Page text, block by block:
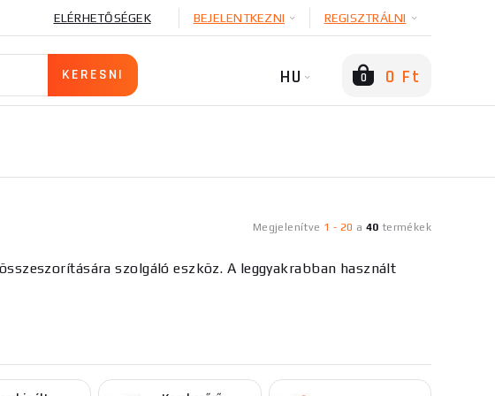
ELÉRHETŐSÉGEK BEJELENTKEZNI REGISZTRÁLNI
HU 0 0 Ft
Megjelenítve 1 - 20 a 40 termékek
szolgáló eszköz. A leggyakrabban használt
Az éles pofák a fogó előnye.